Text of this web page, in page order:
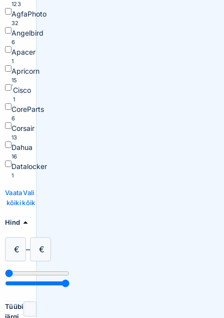
123
AgfaPhoto
32
Angelbird
6
Apacer
1
Apricorn
15
Cisco
1
CoreParts
6
Corsair
13
Dahua
16
Datalocker
1
Vaata
kõiki
Vali
kõik
Hind
€ – €
Tüübi